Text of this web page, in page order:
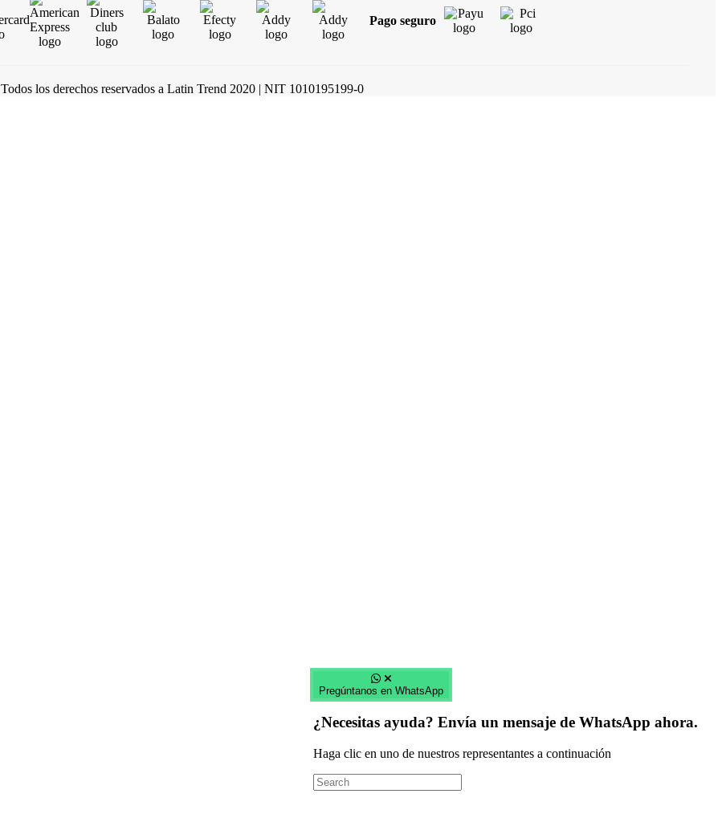
Pago seguro
Todos los derechos reservados a Latin Trend 2020 | NIT 1010195199-0
Pregúntanos en WhatsApp
¿Necesitas ayuda? Envía un mensaje de WhatsApp ahora.
Haga clic en uno de nuestros representantes a continuación